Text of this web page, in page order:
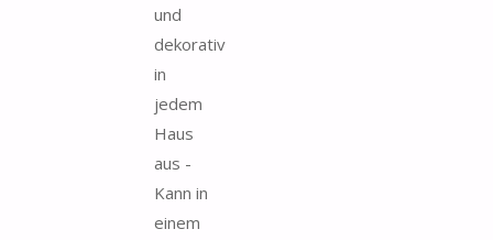
und
dekorativ
in
jedem
Haus
aus -
Kann in
einem